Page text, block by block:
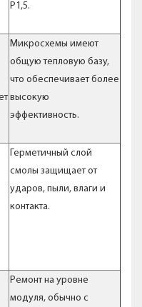
P1,5.
Микросхемы имеют
общую тепловую базу,
что обеспечивает более
высокую
эффективность.
Герметичный слой
смолы защищает от
ударов, пыли, влаги и
контакта.
Ремонт на уровне
модуля, обычно с